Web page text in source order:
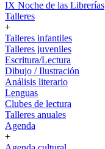
IX Noche de las Librerías
Talleres
+
Talleres infantiles
Talleres juveniles
Escritura/Lectura
Dibujo / Ilustración
Análisis literario
Lenguas
Clubes de lectura
Talleres anuales
Agenda
+